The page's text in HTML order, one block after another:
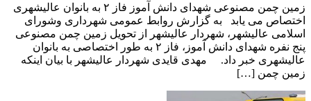
زمین چمن مصنوعی شهدای دانش آموز فاز ۲ به بانوان عالیشهری
اختصاص می یابد به گزارش روابط عمومی شهرداری وشورای
اسلامی عالیشهر، شهردار عالیشهر از تحویل زمین چمن مصنوعی
پنج نفره شهدای دانش آموز، فاز ۲ به طور اختصاصی به بانوان
عالیشهری خبر داد. مهدی قایدی شهردار عالیشهر با بیان اینکه
زمین چمن […]